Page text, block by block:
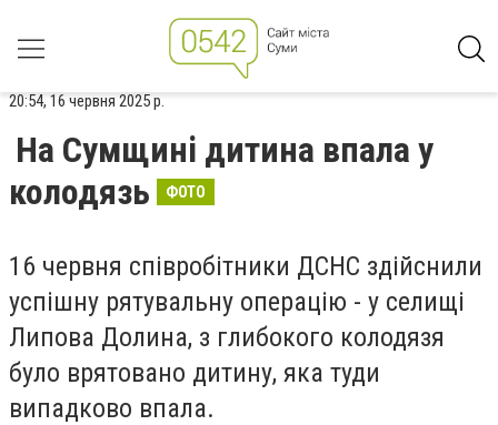
20:54, 16 червня 2025 р.
На Сумщині дитина впала у
колодязь
ФОТО
16 червня співробітники ДСНС здійснили
успішну рятувальну операцію - у селищі
Липова Долина, з глибокого колодязя
було врятовано дитину, яка туди
випадково впала.